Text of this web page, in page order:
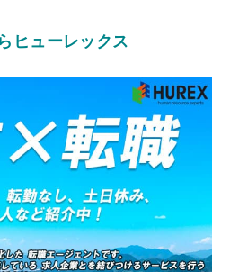
ヒューレックス